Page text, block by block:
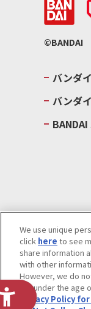
©BANDAI
バンダ
バンダ
BANDAI
ウェブサイトご利
Do Not Sell or
We use unique
click here to see
share information
with other
However, we do
are under the
Privacy Policy